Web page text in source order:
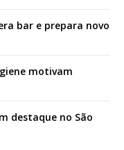
bar e prepara novo
motivam
destaque no São